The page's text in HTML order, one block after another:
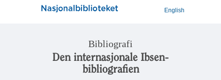
English
Bibliografi
Den internasjonale Ibsen-
bibliografien